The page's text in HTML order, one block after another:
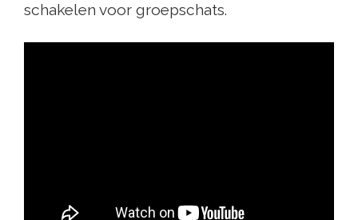
schakelen voor groepschats.